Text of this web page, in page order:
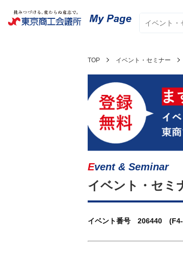
TOP イベント・セミナー
Event & Seminar
イベント・セミ
イベント番号 206440 (F4-